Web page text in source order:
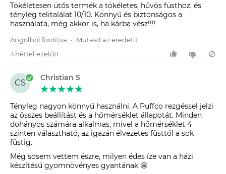
Tökéletesen ütős termék a tökéletes, hűvös füsthöz, és
tényleg telitalálat 10/10. Könnyű és biztonságos a
használata, még akkor is, ha kárba vész!!!!
Angolból fordítva • Mutasd az eredetit
3 héttel ezelőtt
CS
Christian S
Tényleg nagyon könnyű használni. A Puffco rezgéssel jelzi
az összes beállítást és a hőmérséklet állapotát. Minden
dohányos számára alkalmas, mivel a hőmérséklet 4
szinten választható, az igazán élvezetes füsttől a sok
füstig.
Még sosem vettem észre, milyen édes íze van a házi
készítésű gyomnövényes gyantának 🤩